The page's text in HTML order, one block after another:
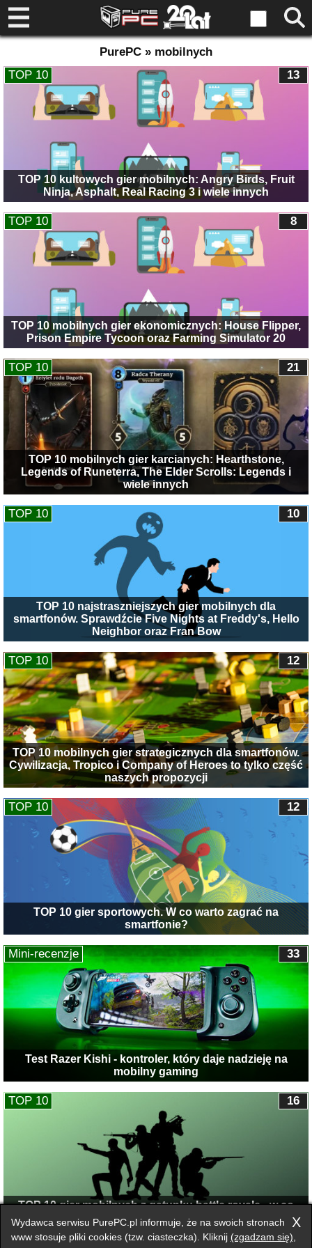
PurePC » mobilnych
TOP 10 kultowych gier mobilnych: Angry Birds, Fruit
Ninja, Asphalt, Real Racing 3 i wiele innych
13
TOP 10
TOP 10 mobilnych gier ekonomicznych: House Flipper,
Prison Empire Tycoon oraz Farming Simulator 20
8
TOP 10
TOP 10 mobilnych gier karcianych: Hearthstone,
Legends of Runeterra, The Elder Scrolls: Legends i
wiele innych
21
TOP 10
TOP 10 najstraszniejszych gier mobilnych dla
smartfonów. Sprawdźcie Five Nights at Freddy's, Hello
Neighbor oraz Fran Bow
10
TOP 10
TOP 10 mobilnych gier strategicznych dla smartfonów.
Cywilizacja, Tropico i Company of Heroes to tylko część
naszych propozycji
12
TOP 10
TOP 10 gier sportowych. W co warto zagrać na
smartfonie?
12
TOP 10
Test Razer Kishi - kontroler, który daje nadzieję na
mobilny gaming
33
Mini-recenzje
TOP 10 gier mobilnych z gatunku battle royale - w co
warto zagrać?
16
TOP 10
X
Wydawca serwisu PurePC.pl informuje, że na swoich stronach
www stosuje pliki cookies (tzw. ciasteczka). Kliknij (zgadzam się)